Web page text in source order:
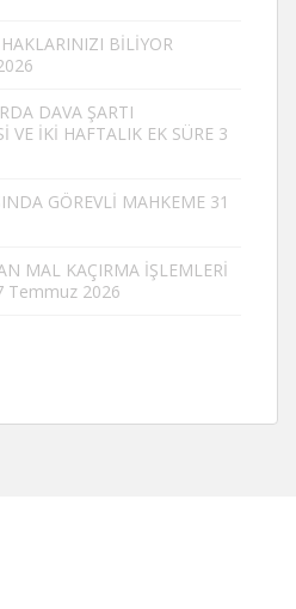
BİLİYOR
DAVA ŞARTI
VE İKİ HAFTALIK EK SÜRE 3
GÖREVLİ MAHKEME 31
MAL KAÇIRMA İŞLEMLERİ
Temmuz 2026